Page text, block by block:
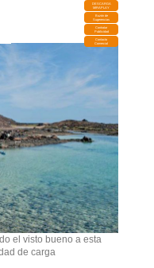
DESCARGA
MIRAPLAY
Buzón de
Sugerencias
Contratar
Publicidad
Contacto
Comercial
el visto bueno a esta
de carga